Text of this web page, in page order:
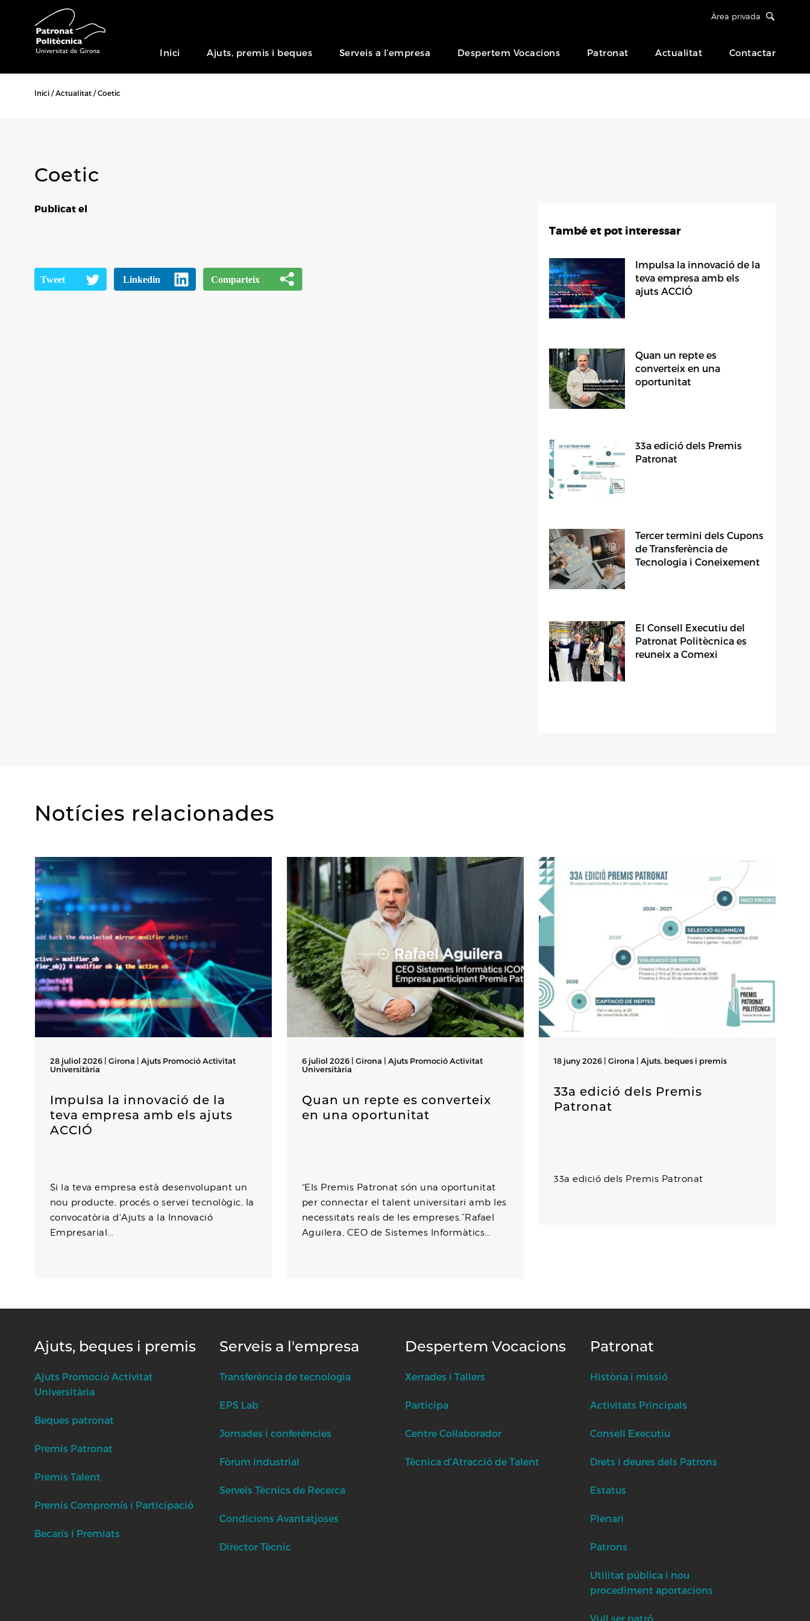
Àrea privada
Inici Ajuts, premis i beques Serveis a l’empresa Despertem Vocacions Patronat Actualitat Contactar
Inici Actualitat Coetic
Coetic
Publicat el
També et pot interessar
Impulsa la innovació de la
teva empresa amb els
ajuts ACCIÓ
Quan un repte es
converteix en una
oportunitat
33a edició dels Premis
Patronat
Tercer termini dels Cupons
de Transferència de
Tecnologia i Coneixement
El Consell Executiu del
Patronat Politècnica es
reuneix a Comexi
Notícies relacionades
28 juliol 2026 | Girona | Ajuts Promoció Activitat
Universitària
Impulsa la innovació de la
teva empresa amb els ajuts
ACCIÓ
Si la teva empresa està desenvolupant un
nou producte, procés o servei tecnològic, la
convocatòria d'Ajuts a la Innovació
Empresarial...
6 juliol 2026 | Girona | Ajuts Promoció Activitat
Universitària
Quan un repte es converteix
en una oportunitat
“Els Premis Patronat són una oportunitat
per connectar el talent universitari amb les
necessitats reals de les empreses.”Rafael
Aguilera, CEO de Sistemes Informàtics...
18 juny 2026 | Girona |Ajuts, beques i premis
33a edició dels Premis
Patronat
33a edició dels Premis Patronat
Ajuts, beques i premis
Ajuts Promoció Activitat
Universitària
Beques patronat
Premis Patronat
Premis Talent
Premis Compromís i Participació
Becaris i Premiats
Serveis a l'empresa
Transferència de tecnologia
EPS Lab
Jornades i conferències
Fòrum industrial
Serveis Tècnics de Recerca
Condicions Avantatjoses
Director Tècnic
Despertem Vocacions
Xerrades i Tallers
Participa
Centre Col·laborador
Tècnica d’Atracció de Talent
Patronat
Història i missió
Activitats Principals
Consell Executiu
Drets i deures dels Patrons
Estatus
Plenari
Patrons
Utilitat pública i nou
procediment aportacions
Vull ser patró